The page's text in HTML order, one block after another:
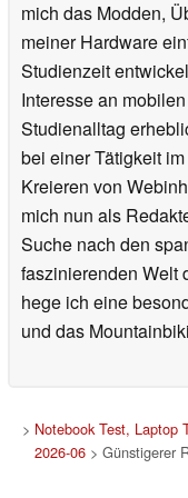
mich das Modden,
meiner Hardware
Studienzeit
Interesse an
Studienalltag
bei einer Tätigkeit
Kreieren von
mich nun als
Suche nach den
faszinierenden Welt
hege ich eine
und das
> Notebook Test, Laptop
2026-06> Günstigerer